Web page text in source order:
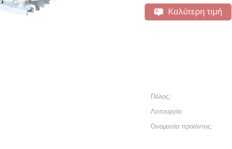
Καλύτερη τιμή
Πόλος:
Λειτουργία:
Ονομασία προϊόντος: